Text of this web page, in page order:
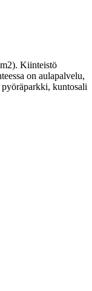
Kiinteistö
on aulapalvelu,
kuntosali